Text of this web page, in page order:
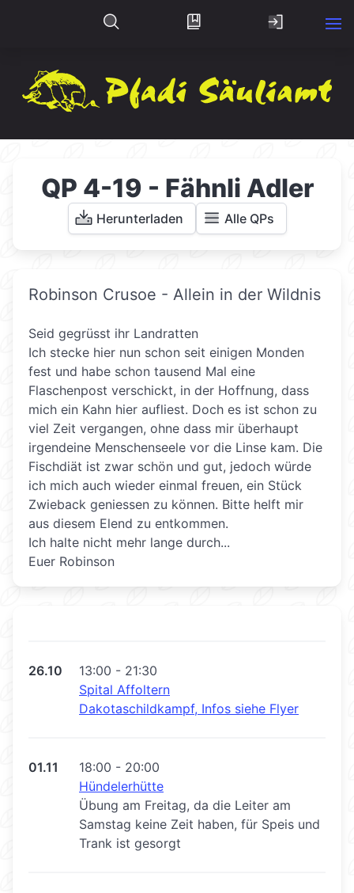
QP 4-19 - Fähnli Adler
Herunterladen Alle QPs
Robinson Crusoe - Allein in der Wildnis
Seid gegrüsst ihr Landratten
Ich stecke hier nun schon seit einigen Monden
fest und habe schon tausend Mal eine
Flaschenpost verschickt, in der Hoffnung, dass
mich ein Kahn hier aufliest. Doch es ist schon zu
viel Zeit vergangen, ohne dass mir überhaupt
irgendeine Menschenseele vor die Linse kam. Die
Fischdiät ist zwar schön und gut, jedoch würde
ich mich auch wieder einmal freuen, ein Stück
Zwieback geniessen zu können. Bitte helft mir
aus diesem Elend zu entkommen.
Ich halte nicht mehr lange durch...
Euer Robinson
26.10
13:00 - 21:30
Spital Affoltern
Dakotaschildkampf, Infos siehe Flyer
01.11
18:00 - 20:00
Hündelerhütte
Übung am Freitag, da die Leiter am
Samstag keine Zeit haben, für Speis und
Trank ist gesorgt